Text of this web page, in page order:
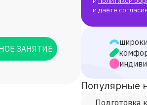
ЗАНЯТИЕ
и даёте
Популярные
Подготовка